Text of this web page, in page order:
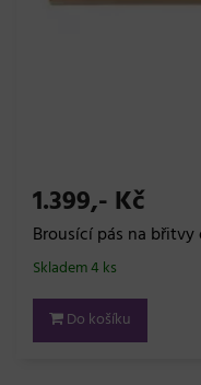
1.399,- Kč
Brousící pás na
Skladem 4 ks
Do košíku